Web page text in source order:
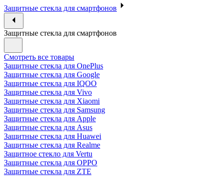
Защитные стекла для смартфонов
Защитные стекла для смартфонов
Смотреть все товары
Защитные стекла для OnePlus
Защитные стекла для Google
Защитные стекла для IQOO
Защитные стекла для Vivo
Защитные стекла для Xiaomi
Защитные стекла для Samsung
Защитные стекла для Apple
Защитные стекла для Asus
Защитные стекла для Huawei
Защитные стекла для Realme
Защитное стекло для Vertu
Защитные стекла для OPPO
Защитные стекла для ZTE